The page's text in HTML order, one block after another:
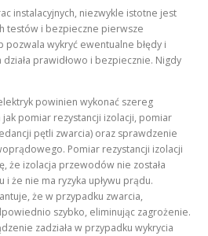
instalacyjnych, niezwykle istotne jest
testów i bezpieczne pierwsze
wykryć ewentualne błędy i
działa prawidłowo i bezpiecznie. Nigdy
powinien wykonać szereg
pomiar rezystancji izolacji, pomiar
pętli zwarcia) oraz sprawdzenie
Pomiar rezystancji izolacji
że izolacja przewodów nie została
że nie ma ryzyka upływu prądu.
że w przypadku zwarcia,
szybko, eliminując zagrożenie.
zadziała w przypadku wykrycia